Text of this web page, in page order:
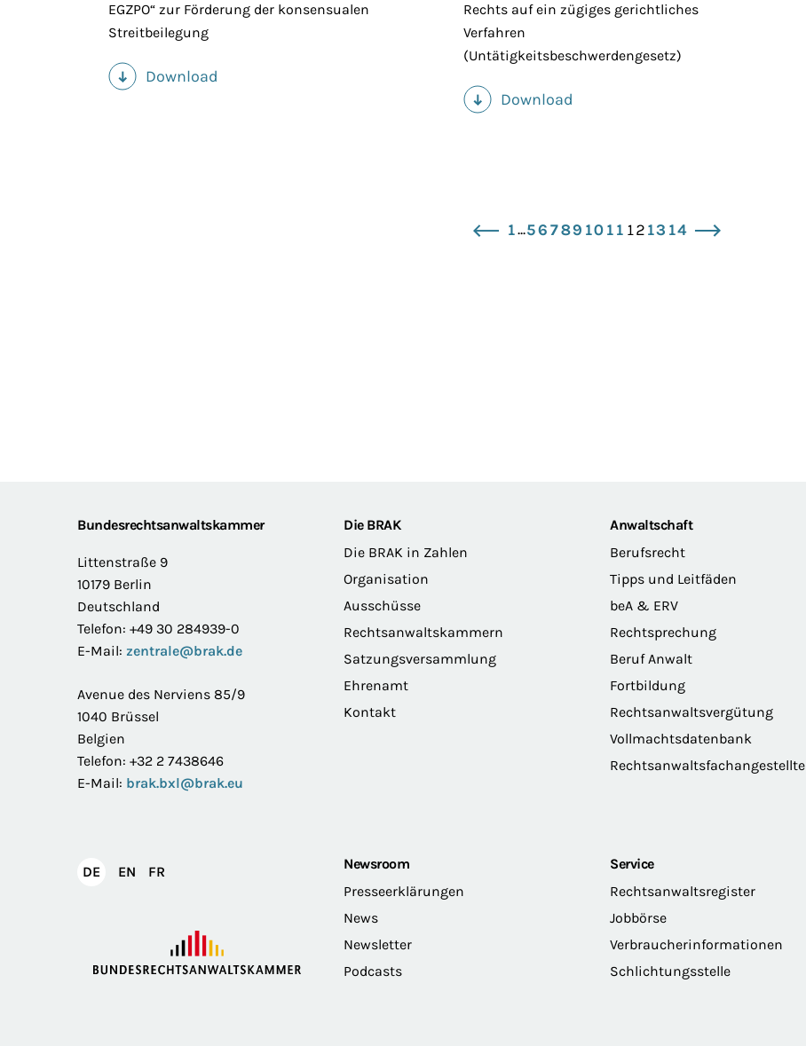
EGZPO“ zur Förderung der konsensualen
Streitbeilegung
Download
(PDF)
Rechts auf ein zügiges gerichtliches
Verfahren
(Untätigkeitsbeschwerdengesetz)
Download
(PDF)
zurück1...56789 10 11 1213 14 vor
FooterBundesrechtsanwaltskammer
Littenstraße 9
10179 Berlin
Deutschland
Telefon: +49 30 284939-0
E-Mail: zentrale@brak.de
Avenue des Nerviens 85/9
1040 Brüssel
Belgien
Telefon: +32 2 7438646
E-Mail: brak.bxl@brak.eu
Die BRAK
Die BRAK in Zahlen
Organisation
Ausschüsse
Rechtsanwaltskammern
Satzungsversammlung
Ehrenamt
Kontakt
Anwaltschaft
Berufsrecht
Tipps und Leitfäden
beA & ERV
Rechtsprechung
Beruf Anwalt
Fortbildung
Rechtsanwaltsvergütung
Vollmachtsdatenbank
Rechtsanwaltsfachangestellte
DEDeutsch
EN English
FR
Newsroom
Presseerklärungen
News
Newsletter
Podcasts
Service
Rechtsanwaltsregister
Jobbörse
Verbraucherinformationen
Schlichtungsstelle